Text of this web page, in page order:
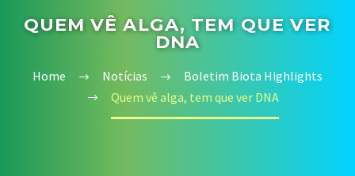
QUEM VÊ ALGA, TEM QUE VER
DNA
Home Notícias
Boletim Biota Highlights
Quem vê alga, tem que ver DNA